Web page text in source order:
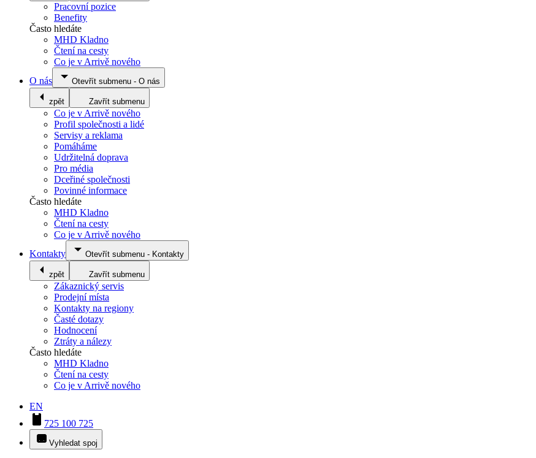
Pracovní pozice
Benefity
Často hledáte
MHD Kladno
Čtení na cesty
Co je v Arrivě nového
O nás
Otevřít submenu - O nás
zpět Zavřít submenu
Co je v Arrivě nového
Profil společnosti a lidé
Servisy a reklama
Pomáháme
Udržitelná doprava
Pro média
Dceřiné společnosti
Povinné informace
Často hledáte
MHD Kladno
Čtení na cesty
Co je v Arrivě nového
Kontakty
Otevřít submenu - Kontakty
zpět Zavřít submenu
Zákaznický servis
Prodejní místa
Kontakty na regiony
Časté dotazy
Hodnocení
Ztráty a nálezy
Často hledáte
MHD Kladno
Čtení na cesty
Co je v Arrivě nového
EN
725 100 725
Vyhledat spoj